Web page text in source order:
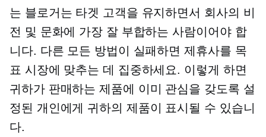
는 블로거는 타겟 고객을 유지하면서 회사의 비
전 및 문화에 가장 잘 부합하는 사람이어야 합
니다. 다른 모든 방법이 실패하면 제휴사를 목
표 시장에 맞추는 데 집중하세요. 이렇게 하면
귀하가 판매하는 제품에 이미 관심을 갖도록 설
정된 개인에게 귀하의 제품이 표시될 수 있습니
다.